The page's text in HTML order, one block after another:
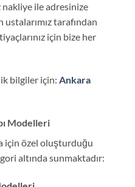
nakliye ile adresinize
ustalarımız tarafından
için bize her
bilgiler için: Ankara
Modelleri
için özel oluşturduğu
altında sunmaktadır: